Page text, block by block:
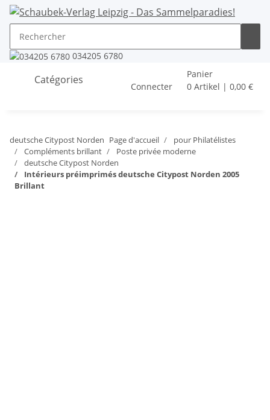
034205 6780
Catégories
Connecter
Panier
0 Artikel | 0,00 €
deutsche Citypost Norden Page d'accueil
pour Philatélistes
Compléments brillant
Poste privée moderne
deutsche Citypost Norden
Intérieurs préimprimés deutsche Citypost Norden 2005
Brillant